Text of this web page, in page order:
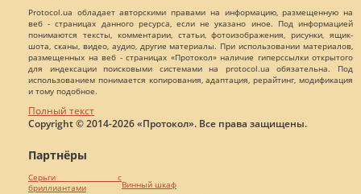
Protocol.ua обладает авторскими правами на информацию, размещенную на
веб - страницах данного ресурса, если не указано иное. Под информацией
понимаются тексты, комментарии, статьи, фотоизображения, рисунки, ящик-
шота, сканы, видео, аудио, другие материалы. При использовании материалов,
размещенных на веб - страницах «Протокол» наличие гиперссылки открытого
для индексации поисковыми системами на protocol.ua обязательна. Под
использованием понимается копирования, адаптация, рерайтинг, модификация
и тому подобное.
Полный текст
Copyright © 2014-2026 «Протокол». Все права защищены.
Партнёры
Серьги с
бриллиантами
Винный шкаф